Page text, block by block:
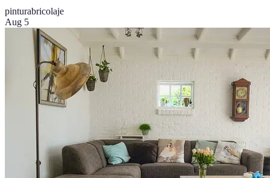
pinturabricolaje
Aug 5